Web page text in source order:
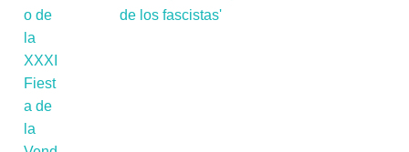
de los fascistas'